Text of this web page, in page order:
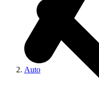
Auto